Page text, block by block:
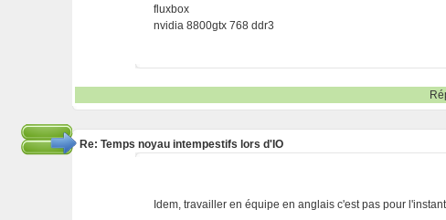
fluxbox
nvidia 8800gtx 768 ddr3
Re: Temps noyau intempestifs lors d'IO
Idem, travailler en équipe en anglais c'est pas pour